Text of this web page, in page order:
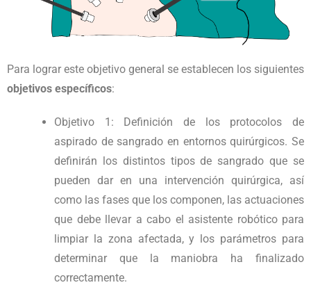
Para lograr este objetivo general se establecen los siguientes
objetivos específicos:
Objetivo 1 : Definición de los protocolos de
aspirado de sangrado en entornos quirúrgicos. Se
definirán los distintos tipos de sangrado que se
pueden dar en una intervención quirúrgica, así
como las fases que los componen, las actuaciones
que debe llevar a cabo el asistente robótico para
limpiar la zona afectada, y los parámetros para
determinar que la maniobra ha finalizado
correctamente.